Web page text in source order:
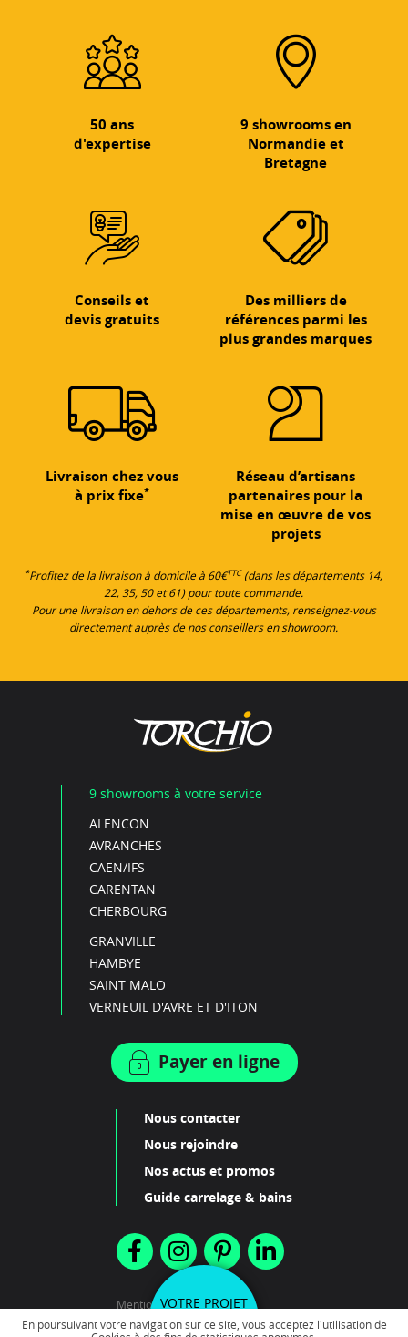
VOTRE PROJET
50 ans
d'expertise
9 showrooms en
Normandie et
Bretagne
Conseils et
devis gratuits
Des milliers de
références parmi les
plus grandes marques
Livraison chez vous
à prix fixe*
Réseau d’artisans
partenaires pour la
mise en œuvre de vos
projets
*Profitez de la livraison à domicile à 60€TTC(dans les départements 14,
22, 35, 50 et 61) pour toute commande.
Pour une livraison en dehors de ces départements, renseignez-vous
directement auprès de nos conseillers en showroom.
9 showrooms à votre service
ALENCON
AVRANCHES
CAEN/IFS
CARENTAN
CHERBOURG
GRANVILLE
HAMBYE
SAINT MALO
VERNEUIL D'AVRE ET D'ITON
Payer en ligne
Nous contacter
Nous rejoindre
Nos actus et promos
Guide carrelage & bains
Mentions légales
Plan du site
En poursuivant votre navigation sur ce site, vous acceptez l'utilisation de